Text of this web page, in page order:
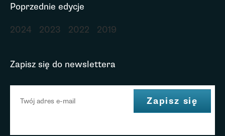
Poprzednie edycje
2024 2023 2022 2019
Zapisz się do newslettera